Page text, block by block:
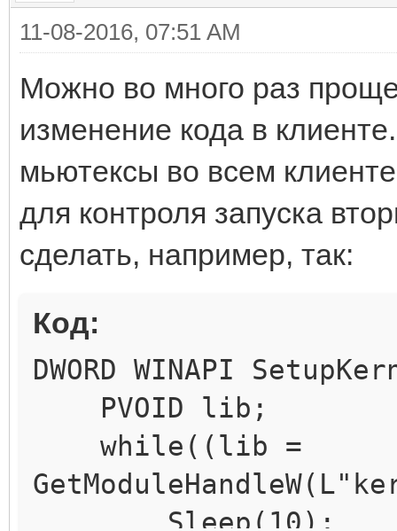
11-08-2016, 07:51 AM
Можно во много раз
изменение кода в
мьютексы во всем
для контроля запуска
сделать, например, так:
Код:
DWORD WINAPI
PVOID lib;
while((lib =
Sleep(10);